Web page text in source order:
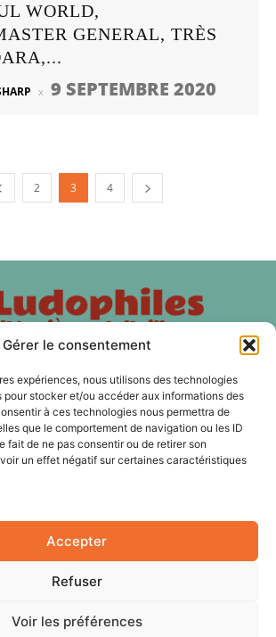
Gérer le consentement
expériences, nous utilisons des technologies
pour stocker et/ou accéder aux informations des
à ces technologies nous permettra de
que le comportement de navigation ou les ID
fait de ne pas consentir ou de retirer son
un effet négatif sur certaines caractéristiques
Accepter
Refuser
Voir les préférences
WORLD,
GENERAL, TRÈS
9 SEPTEMBRE 2020
2 3 4
À PROPOS
et d'ailleurs est une association
de jeux d'histoire, de jeux de rôles, de
sur Seine et nos membres sont
SUIVEZ NOUS